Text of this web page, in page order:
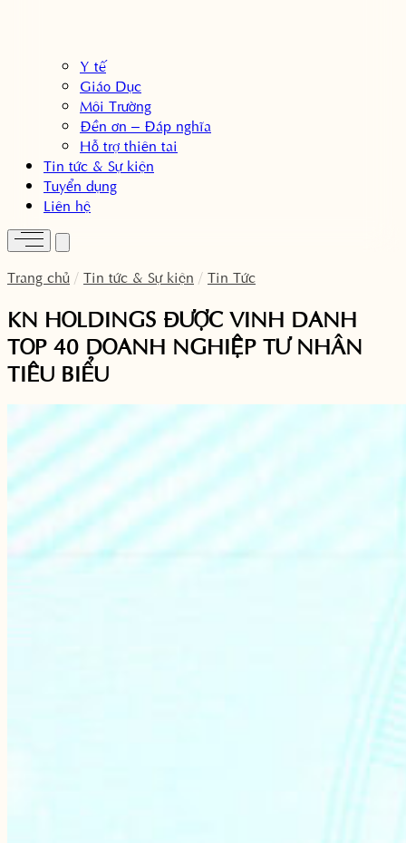
Y tế
Giáo Dục
Môi Trường
Đền ơn – Đáp nghĩa
Hỗ trợ thiên tai
Tin tức & Sự kiện
Tuyển dụng
Liên hệ
Trang chủ / Tin tức & Sự kiện / Tin Tức
KN HOLDINGS ĐƯỢC VINH DANH
TOP 40 DOANH NGHIỆP TƯ NHÂN
TIÊU BIỂU